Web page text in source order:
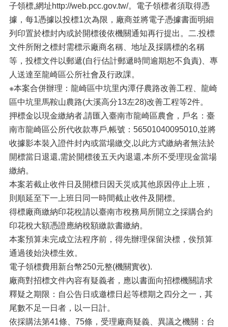
子領標,網址http://web.pcc.gov.tw/。電子領標者須取得憑
據，每1憑據以投標1次為限，廠商並將電子憑據書面明細
列印置於標封內或於開標後依機關通知再行提出。二.投標
文件所附之標封需標示廠商名稱、地址及採購標的名稱
等，投標文件以郵遞(自行估計郵遞時間逾期恕不負責)、專
人送達至龍崎區公所社會及行政課。
※本案合併辦理：龍崎區中坑里內潭仔農路改善工程、龍崎
區中坑里馬鞍山農路(大溪高分13左28)改善工程等2件。
押標金以現金繳納者,請匯入臺南市龍崎區農會，戶名：臺
南市龍崎區公所代收款專戶,帳號：56501040095010,並將
收據影本裝入證件封內或當場繳交,以此方式繳納者無法於
開標當日退還,需於開標後五天內退還,本所不受理現金當場
繳納。
本案若截止收件日及開標日因天災或其他原因停止上班，
則順延至下一上班日同一時間截止收件及開標。
得標廠商繳納印花稅請以臺南市稅務局所開立之採購合約
印花稅大額憑證應納稅額繳款書繳納。
本案預算未完成立法程序前，得先辦理保留決標，俟預算
通過後始決標生效。
電子領標費用新台幣250元整(機關實收).
廠商對招標文件內容有疑義者，應以書面向招標機關請求
釋疑之期限：自公告日或邀標日起等標期之四分之一，其
尾數不足一日者，以一日計。
依採購法第41條、75條，受理廠商疑義、異議之機關：台